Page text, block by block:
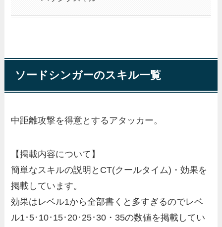
ソードシンガーのスキル一覧
中距離攻撃を得意とするアタッカー。
【掲載内容について】
簡単なスキルの説明とCT(クールタイム)・効果を
掲載しています。
効果はレベル1から全部書くと多すぎるのでレベ
ル1･5･10･15･20･25･30・35の数値を掲載してい